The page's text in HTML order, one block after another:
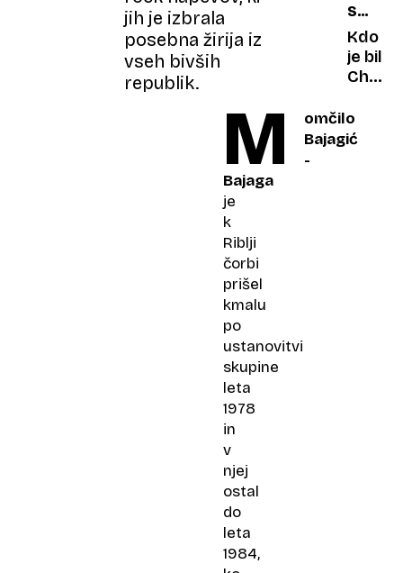
jih je izbrala
posebna žirija iz
vseh bivših
republik.
M
omčilo
Bajagić
-
Bajaga
je
k
Riblji
čorbi
prišel
kmalu
po
ustanovitvi
skupine
leta
1978
in
v
njej
ostal
do
leta
1984,
–
vodo
prvi
znaki
izgube
SMRT
NA
ODRU
Kdo
je bil
Charlie
glas